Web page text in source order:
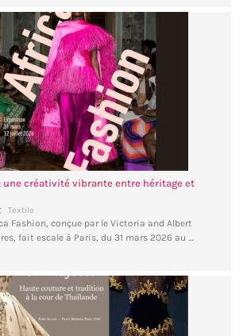
une créativité vibrante entre héritage et
Textile
Fashion, conçue par le Victoria and Albert
fait escale à Paris, du 31 mars 2026 au …